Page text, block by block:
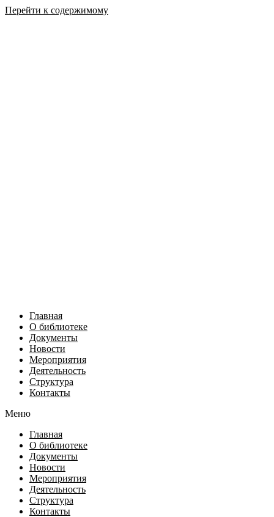
Перейти к содержимому
Главная
О библиотеке
Документы
Новости
Мероприятия
Деятельность
Структура
Контакты
Меню
Главная
О библиотеке
Документы
Новости
Мероприятия
Деятельность
Структура
Контакты